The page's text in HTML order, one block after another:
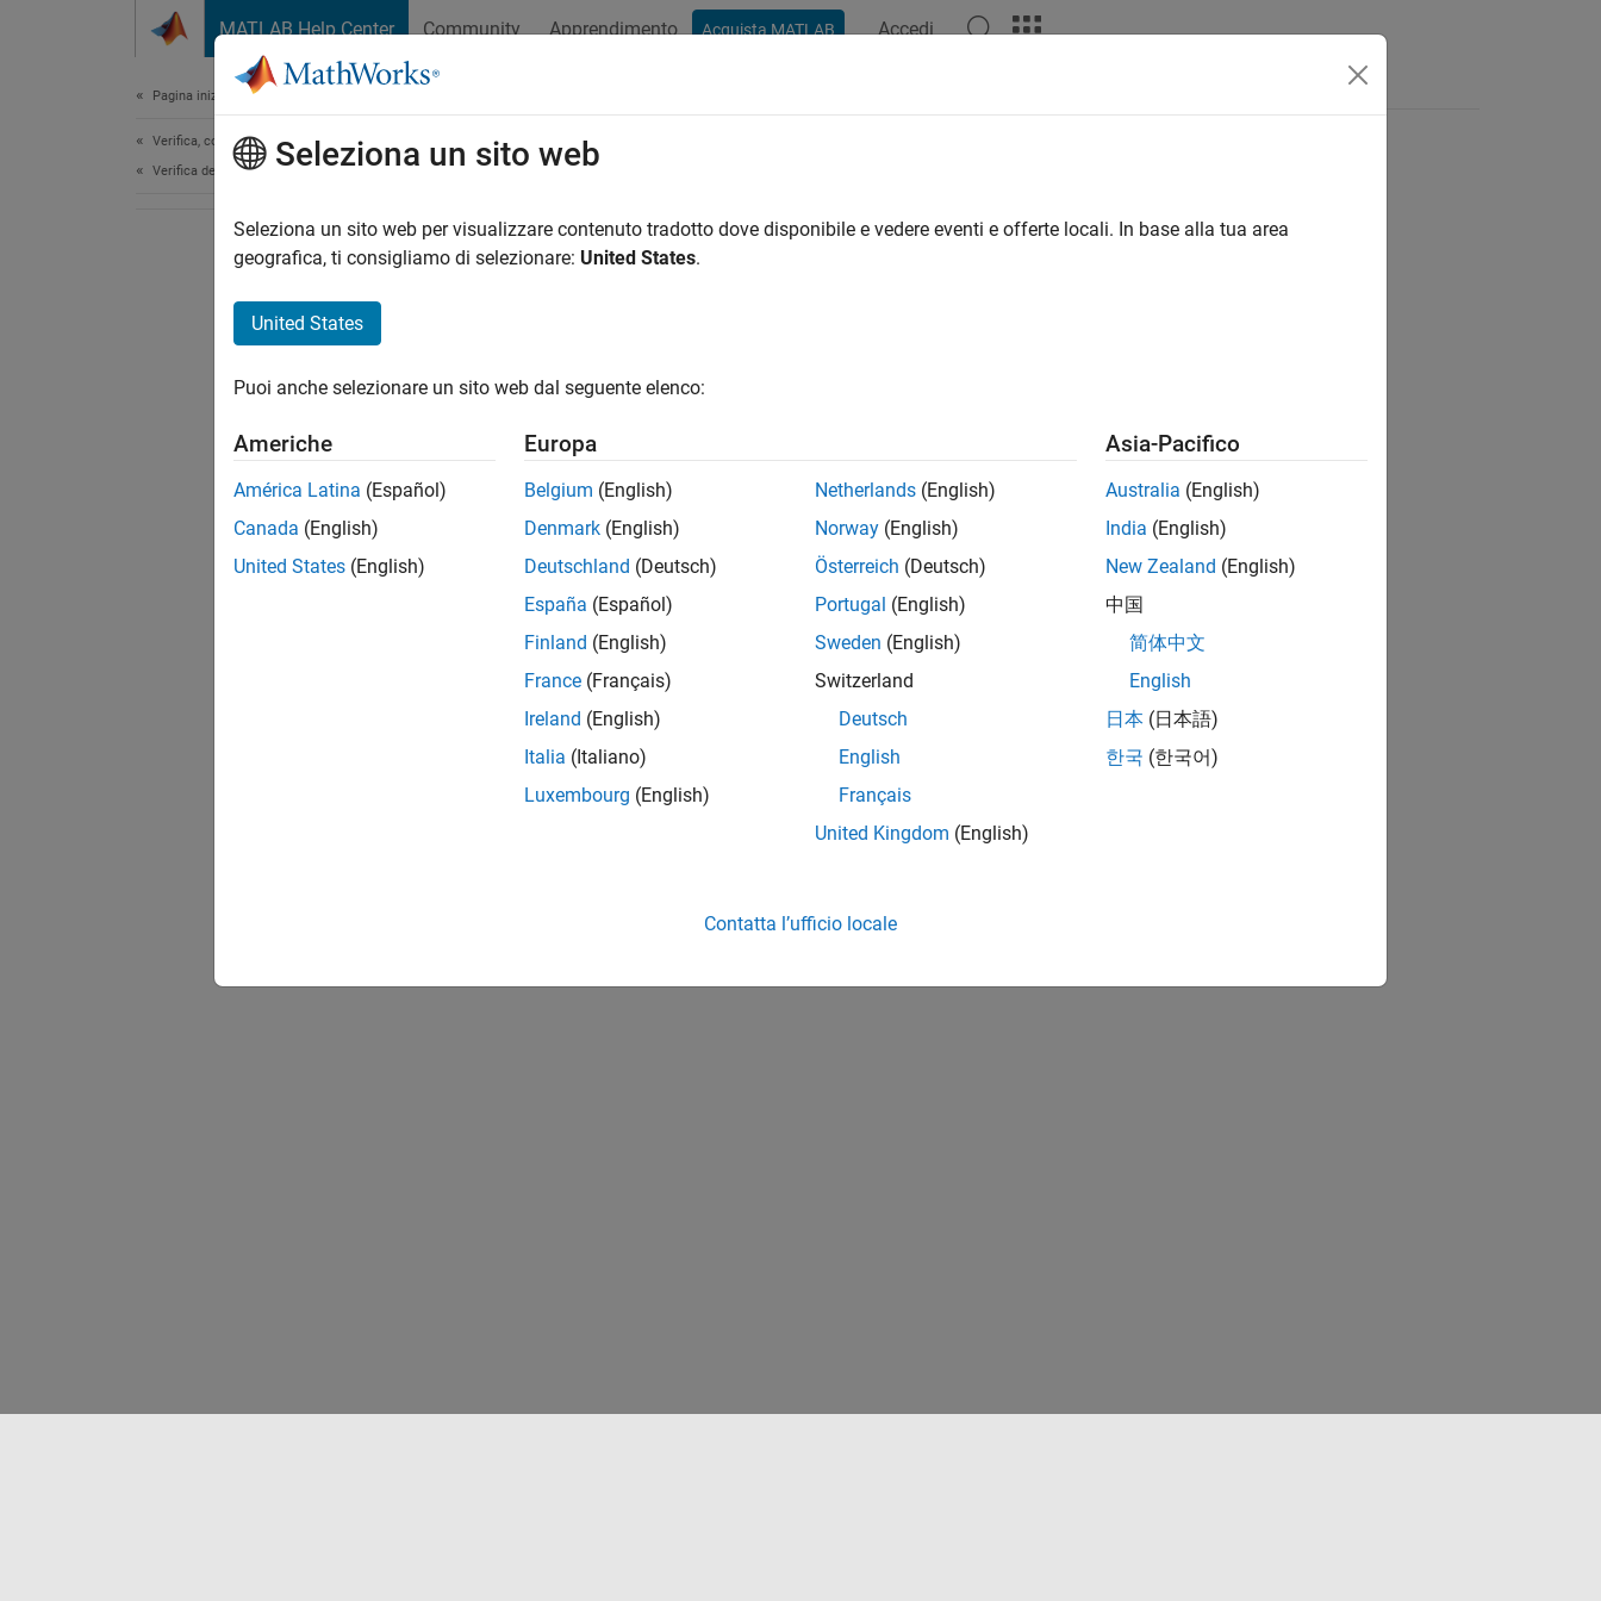
MATLAB Help Center Community Apprendimento Acquista MATLAB Accedi
Pagina iniziale della documentazione
Verifica, convalida e test
Verifica del codice
Seleziona un sito web
Seleziona un sito web per visualizzare contenuto tradotto dove disponibile e vedere eventi e offerte locali. In base alla tua area
geografica, ti consigliamo di selezionare: United States.
United States
Puoi anche selezionare un sito web dal seguente elenco:
Americhe
América Latina (Español)
Canada (English)
United States (English)
Europa
Belgium (English)
Denmark (English)
Deutschland (Deutsch)
España (Español)
Finland (English)
France (Français)
Ireland (English)
Italia (Italiano)
Luxembourg (English)
Netherlands (English)
Norway (English)
Österreich (Deutsch)
Portugal (English)
Sweden (English)
Switzerland
Deutsch
English
Français
United Kingdom (English)
Asia-Pacifico
Australia (English)
India (English)
New Zealand (English)
中国
简体中文
English
日本 (日本語)
한국 (한국어)
Contatta l’ufficio locale